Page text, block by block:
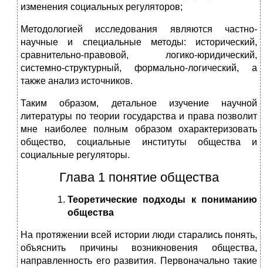
изменения социальных регуляторов;
Методологией исследования являются частно-
научные и специальные методы: исторический,
сравнительно-правовой, логико-юридический,
системно-структурный, формально-логический, а
также анализ источников.
Таким образом, детальное изучение научной
литературы по теории государства и права позволит
мне наиболее полным образом охарактеризовать
общество, социальные институты общества и
социальные регуляторы.
Глава 1 понятие общества
Теоретические подходы к пониманию
общества
На протяжении всей истории люди старались понять,
объяснить причины возникновения общества,
направленность его развития. Первоначально такие